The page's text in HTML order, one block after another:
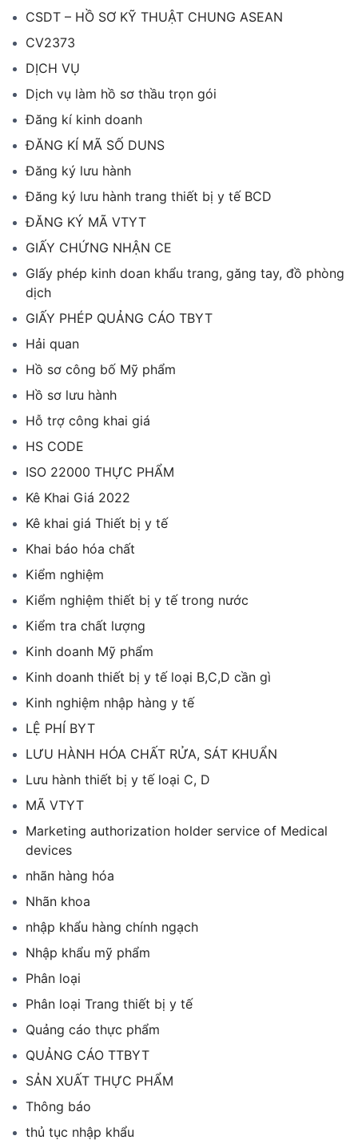
CSDT – HỒ SƠ KỸ THUẬT CHUNG ASEAN
CV2373
DỊCH VỤ
Dịch vụ làm hồ sơ thầu trọn gói
Đăng kí kinh doanh
ĐĂNG KÍ MÃ SỐ DUNS
Đăng ký lưu hành
Đăng ký lưu hành trang thiết bị y tế BCD
ĐĂNG KÝ MÃ VTYT
GIẤY CHỨNG NHẬN CE
GIấy phép kinh doan khẩu trang, găng tay, đồ phòng
dịch
GIẤY PHÉP QUẢNG CÁO TBYT
Hải quan
Hồ sơ công bố Mỹ phẩm
Hồ sơ lưu hành
Hỗ trợ công khai giá
HS CODE
ISO 22000 THỰC PHẨM
Kê Khai Giá 2022
Kê khai giá Thiết bị y tế
Khai báo hóa chất
Kiểm nghiệm
Kiểm nghiệm thiết bị y tế trong nước
Kiểm tra chất lượng
Kinh doanh Mỹ phẩm
Kinh doanh thiết bị y tế loại B,C,D cần gì
Kinh nghiệm nhập hàng y tế
LỆ PHÍ BYT
LƯU HÀNH HÓA CHẤT RỬA, SÁT KHUẨN
Lưu hành thiết bị y tế loại C, D
MÃ VTYT
Marketing authorization holder service of Medical
devices
nhãn hàng hóa
Nhãn khoa
nhập khẩu hàng chính ngạch
Nhập khẩu mỹ phẩm
Phân loại
Phân loại Trang thiết bị y tế
Quảng cáo thực phẩm
QUẢNG CÁO TTBYT
SẢN XUẤT THỰC PHẨM
Thông báo
thủ tục nhập khẩu